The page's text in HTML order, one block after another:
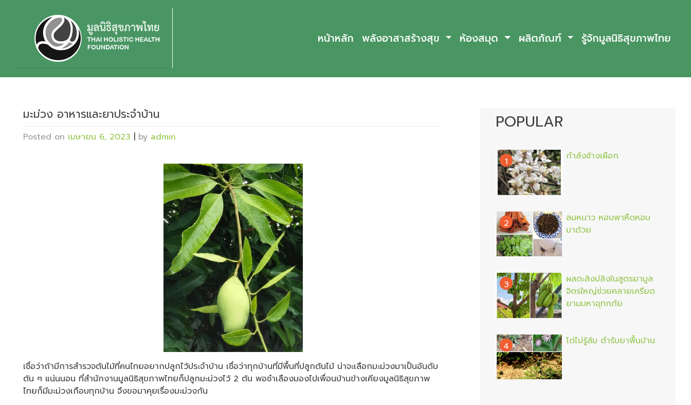
หน้าหลัก พลังอาสาสร้างสุข ห้องสมุด ผลิตภัณฑ์ รู้จักมูลนิธิสุขภาพไทย
มะม่วง อาหารและยาประจำบ้าน
Posted on เมษายน 6, 2023 | by admin
เชื่อว่าถ้ามีการสำรวจต้นไม้ที่คนไทยอยากปลูกไว้ประจำบ้าน เชื่อว่าทุกบ้านที่มีพื้นที่ปลูกต้นไม้ น่าจะเลือกมะม่วงมาเป็นอันดับ
ต้น ๆ แน่นนอน ที่สำนักงานมูลนิธิสุขภาพไทยก็ปลูกมะม่วงไว้ 2 ต้น พอชำเลืองมองไปเพื่อนบ้านข้างเคียงมูลนิธิสุขภาพ
ไทยก็มีมะม่วงเกือบทุกบ้าน จึงขอมาคุยเรื่องมะม่วงกัน
POPULAR
1 กำลังช้างเผือก
2
ลมหนาว หอบพาหืดหอบ
มาด้วย
3
ผลตะลิงปลิงในสูตรยามูล
จิตรใหญ่ช่วยคลายเครียด
ยามมหาอุทกภัย
4 โด่ไม่รู้ล้ม ตำรับยาพื้นบ้าน